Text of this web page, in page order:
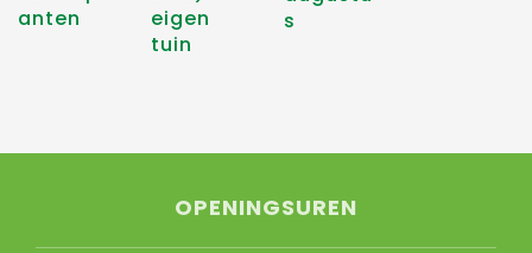
anten
eigen
tuin
s
OPENINGSUREN